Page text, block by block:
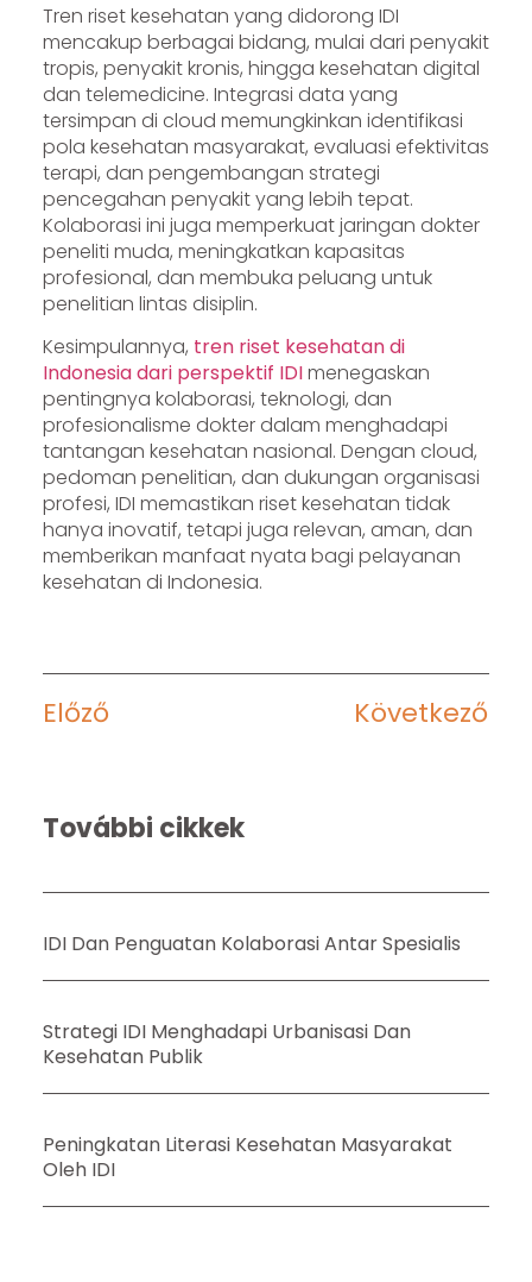
Tren riset kesehatan yang didorong IDI
mencakup berbagai bidang, mulai dari penyakit
tropis, penyakit kronis, hingga kesehatan digital
dan telemedicine. Integrasi data yang
tersimpan di cloud memungkinkan identifikasi
pola kesehatan masyarakat, evaluasi efektivitas
terapi, dan pengembangan strategi
pencegahan penyakit yang lebih tepat.
Kolaborasi ini juga memperkuat jaringan dokter
peneliti muda, meningkatkan kapasitas
profesional, dan membuka peluang untuk
penelitian lintas disiplin.
Kesimpulannya, tren riset kesehatan di
Indonesia dari perspektif IDImenegaskan
pentingnya kolaborasi, teknologi, dan
profesionalisme dokter dalam menghadapi
tantangan kesehatan nasional. Dengan cloud,
pedoman penelitian, dan dukungan organisasi
profesi, IDI memastikan riset kesehatan tidak
hanya inovatif, tetapi juga relevan, aman, dan
memberikan manfaat nyata bagi pelayanan
kesehatan di Indonesia.
Előző Következő
További cikkek
IDI Dan Penguatan Kolaborasi Antar Spesialis
Strategi IDI Menghadapi Urbanisasi Dan
Kesehatan Publik
Peningkatan Literasi Kesehatan Masyarakat
Oleh IDI